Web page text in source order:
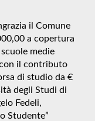
il Comune
a copertura
medie
il contributo
di studio da €
degli Studi di
Fedeli,
Studente”